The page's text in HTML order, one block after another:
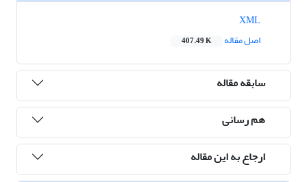
اصل مقاله
407.49 K
سابقه مقاله
هم رسانی
ارجاع به این مقاله